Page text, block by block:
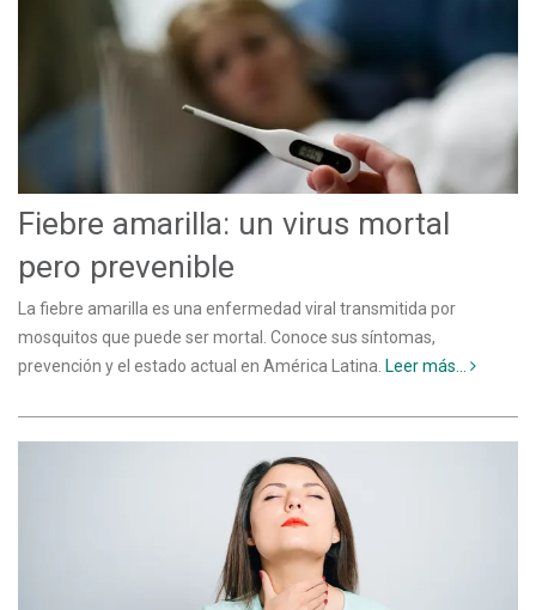
Fiebre amarilla: un virus mortal
pero prevenible
La fiebre amarilla es una enfermedad viral transmitida por
mosquitos que puede ser mortal. Conoce sus síntomas,
prevención y el estado actual en América Latina. Leer más...